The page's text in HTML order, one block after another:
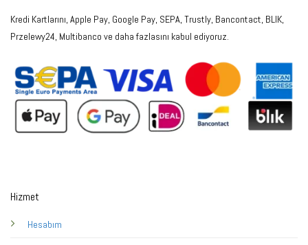
Hizmet
Hesabım
Kredi Kartlarını, Apple Pay, Google Pay, SEPA, Trustly, Bancontact, BLIK,
Przelewy24, Multibanco ve daha fazlasını kabul ediyoruz.